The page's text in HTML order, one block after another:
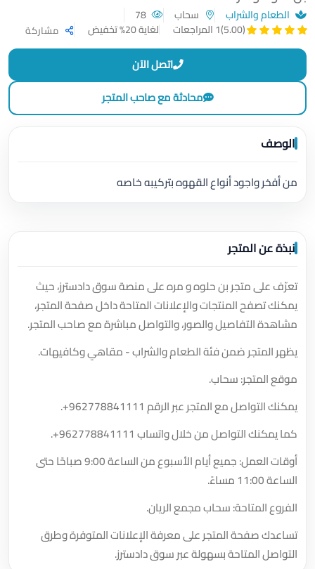
الطعام والشراب سحاب
(5.00)
1 المراجعات لغاية 20% تخفيض مشاركة
اتصل الآن
محادثة مع صاحب المتجر
الوصف
من أفخر واجود أنواع القهوه بتركيبه خاصه
نبذة عن المتجر
تعرّف على متجر بن حلوه و مره على منصة سوق دادسترز، حيث
يمكنك تصفح المنتجات والإعلانات المتاحة داخل صفحة المتجر،
مشاهدة التفاصيل والصور، والتواصل مباشرة مع صاحب المتجر.
يظهر المتجر ضمن فئة الطعام والشراب - مقاهي وكافيهات.
موقع المتجر: سحاب.
يمكنك التواصل مع المتجر عبر الرقم +962778841111
.
كما يمكنك التواصل من خلال واتساب +962778841111
.
أوقات العمل: جميع أيام الأسبوع من الساعة 9:00 صباحًا حتى
الساعة 11:00 مساءً.
الفروع المتاحة: سحاب مجمع الريان.
تساعدك صفحة المتجر على معرفة الإعلانات المتوفرة وطرق
التواصل المتاحة بسهولة عبر سوق دادسترز.